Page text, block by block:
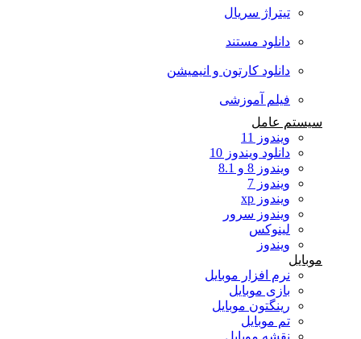
تیتراژ سریال
دانلود مستند
دانلود کارتون و انیمیشن
فیلم آموزشی
سیستم عامل
ویندوز 11
دانلود ویندوز 10
ویندوز 8 و 8.1
ویندوز 7
ویندوز xp
ویندوز سرور
لینوکس
ویندوز
نرم افزار موبایل
بازی موبایل
رینگتون موبایل
تم موبایل
نقشه موبایل